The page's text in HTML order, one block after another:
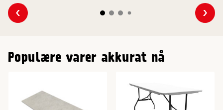
Se forrige Se
Populære varer akkurat nå